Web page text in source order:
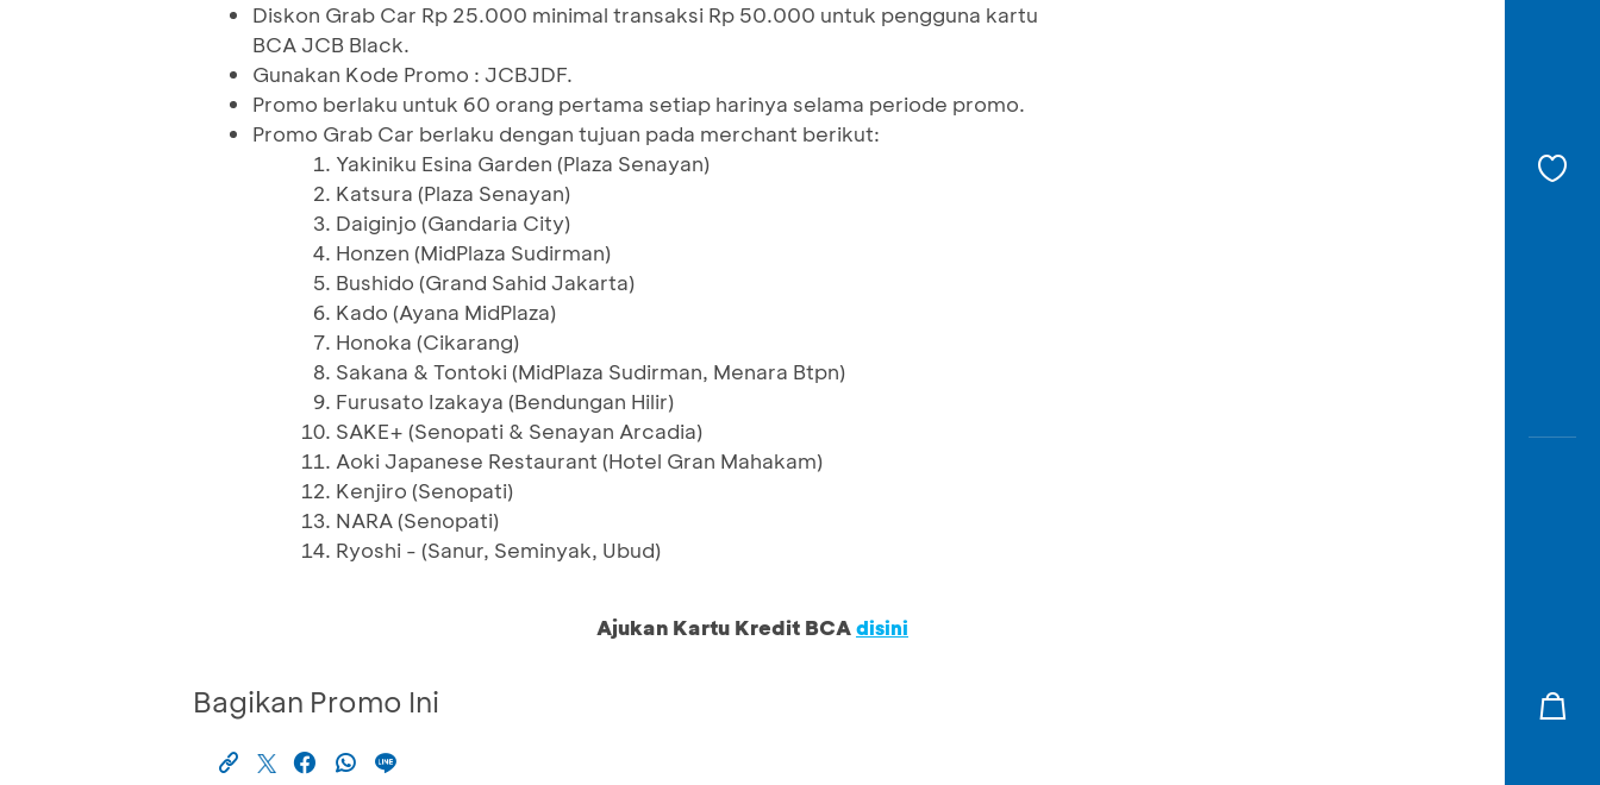
Diskon Grab Car Rp 25.000 minimal transaksi Rp 50.000 untuk pengguna kartu
BCA JCB Black.
Gunakan Kode Promo : JCBJDF.
Promo berlaku untuk 60 orang pertama setiap harinya selama periode promo.
Promo Grab Car berlaku dengan tujuan pada merchant berikut:
Yakiniku Esina Garden (Plaza Senayan)
Katsura (Plaza Senayan)
Daiginjo (Gandaria City)
Honzen (MidPlaza Sudirman)
Bushido (Grand Sahid Jakarta)
Kado (Ayana MidPlaza)
Honoka (Cikarang)
Sakana & Tontoki (MidPlaza Sudirman, Menara Btpn)
Furusato Izakaya (Bendungan Hilir)
SAKE+ (Senopati & Senayan Arcadia)
Aoki Japanese Restaurant (Hotel Gran Mahakam)
Kenjiro (Senopati)
NARA (Senopati)
Ryoshi - (Sanur, Seminyak, Ubud)
Ajukan Kartu Kredit BCAdisini
Bagikan Promo Ini